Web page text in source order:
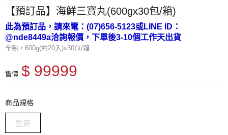
【預訂品】海鮮三寶丸(600gx30包/箱)
此為預訂品，請來電：(07)656-5123或LINE ID：
@nde8449a洽詢報價，下單後3-10個工作天出貨
全熟，600g(約20入)x30包/箱
售價 $ 99999
商品規格
整箱